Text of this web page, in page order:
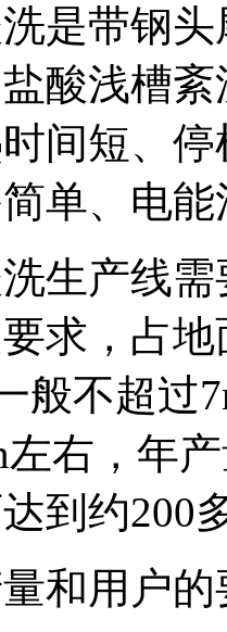
带钢头
酸浅槽
间短、
单、电
产线需
求，占
般不超过
左右，年
到约200
用户的